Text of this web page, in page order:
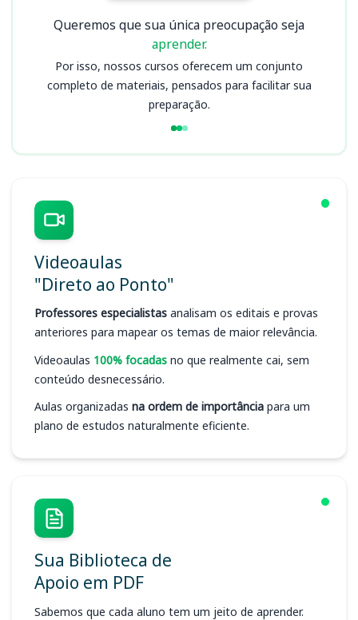
Queremos que sua única preocupação seja
aprender.
Por isso, nossos cursos oferecem um conjunto
completo de materiais, pensados para facilitar sua
preparação.
Videoaulas
"Direto ao Ponto"
Professores especialistas analisam os editais e provas
anteriores para mapear os temas de maior relevância.
Videoaulas 100% focadas no que realmente cai, sem
conteúdo desnecessário.
Aulas organizadas na ordem de importância para um
plano de estudos naturalmente eficiente.
Sua Biblioteca de
Apoio em PDF
Sabemos que cada aluno tem um jeito de aprender.